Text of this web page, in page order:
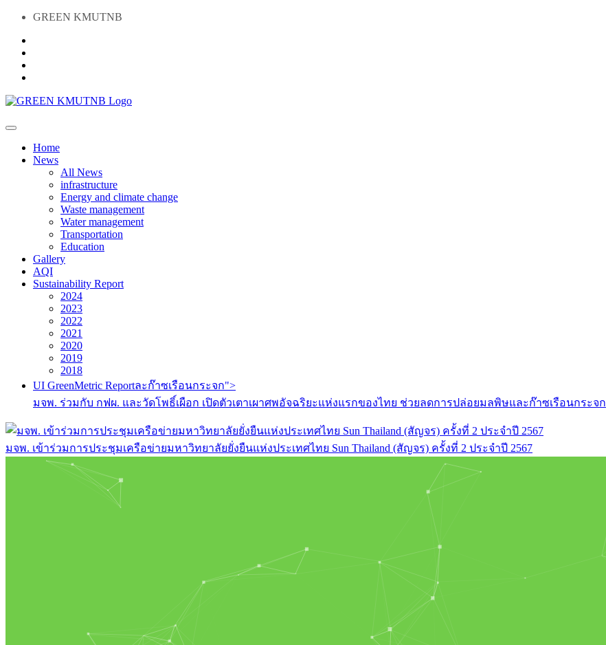
GREEN KMUTNB
Home
News
All News
infrastructure
Energy and climate change
Waste management
Water management
Transportation
Education
Gallery
AQI
Sustainability Report
2024
2023
2022
2021
2020
2019
2018
UI GreenMetric Reportละก๊าซเรือนกระจก">
มจพ. ร่วมกับ กฟผ. และวัดโพธิ์เผือก เปิดตัวเตาเผาศพอัจฉริยะแห่งแรกของไทย ช่วยลดการปล่อยมลพิษและก๊าซเรือนกระจก
มจพ. เข้าร่วมการประชุมเครือข่ายมหาวิทยาลัยยั่งยืนแห่งประเทศไทย Sun Thailand (สัญจร) ครั้งที่ 2 ประจำปี 2567